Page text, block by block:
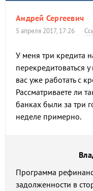
Андрей Сергеевич
5 апреля 2017, 17:26
У меня три кредита
перекредитоваться
вас уже работать с
Рассматриваете ли
банках были за три
неделе примерно.
Программа
задолженности в